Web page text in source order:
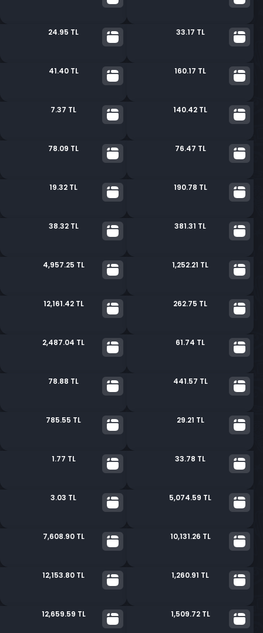
24.95 TL 33.17 TL
41.40 TL 160.17 TL
7.37 TL 140.42 TL
78.09 TL 76.47 TL
19.32 TL 190.78 TL
38.32 TL 381.31 TL
4,957.25 TL 1,252.21 TL
12,161.42 TL 262.75 TL
2,487.04 TL 61.74 TL
78.88 TL 441.57 TL
785.55 TL 29.21 TL
1.77 TL 33.78 TL
3.03 TL 5,074.59 TL
7,608.90 TL 10,131.26 TL
12,153.80 TL 1,260.91 TL
12,659.59 TL 1,509.72 TL